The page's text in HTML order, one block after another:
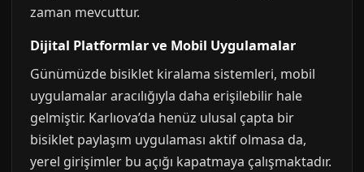
zaman mevcuttur.
Dijital Platformlar ve Mobil Uygulamalar
Günümüzde bisiklet kiralama sistemleri, mobil
uygulamalar aracılığıyla daha erişilebilir hale
gelmiştir. Karlıova’da henüz ulusal çapta bir
bisiklet paylaşım uygulaması aktif olmasa da,
yerel girişimler bu açığı kapatmaya çalışmaktadır.